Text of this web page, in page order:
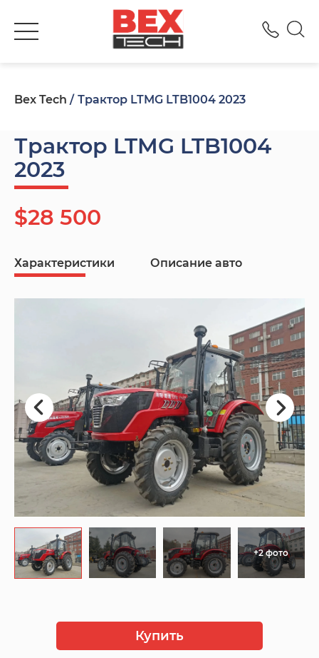
Bex Tech Трактор LTMG LTB1004 2023
Трактор LTMG LTB1004
2023
$28 500
Характеристики Описание авто
+2 фото
Купить